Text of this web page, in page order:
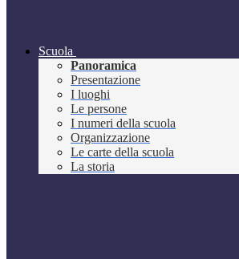
Scuola
Panoramica
Presentazione
I luoghi
Le persone
I numeri della scuola
Organizzazione
Le carte della scuola
La storia